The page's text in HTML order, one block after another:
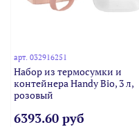
арт.032916251
Набор из термосумки и
контейнера Handy Bio, 3 л,
розовый
6393.60 руб